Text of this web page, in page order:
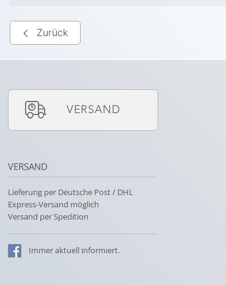
Zurück
VERSAND
VERSAND
Lieferung per Deutsche Post / DHL
Express-Versand möglich
Versand per Spedition
Immeraktuell informiert.